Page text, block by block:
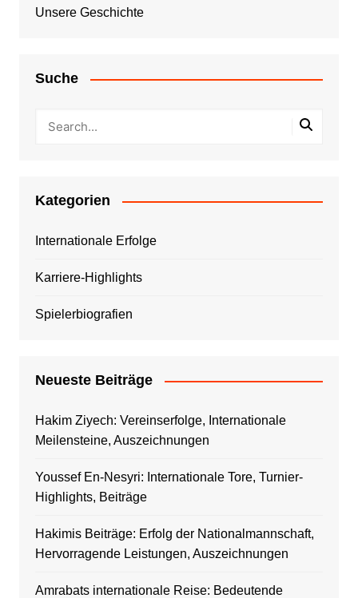
Unsere Geschichte
Suche
Kategorien
Internationale Erfolge
Karriere-Highlights
Spielerbiografien
Neueste Beiträge
Hakim Ziyech: Vereinserfolge, Internationale
Meilensteine, Auszeichnungen
Youssef En-Nesyri: Internationale Tore, Turnier-
Highlights, Beiträge
Hakimis Beiträge: Erfolg der Nationalmannschaft,
Hervorragende Leistungen, Auszeichnungen
Amrabats internationale Reise: Bedeutende